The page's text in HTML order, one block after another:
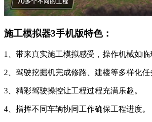
施工模拟器3手机版特色：
1、带来真实施工模拟感受，操作机械如临
2、驾驶挖掘机完成修路、建楼等多样化任
3、精彩驾驶操控让工程过程充满乐趣。
4、指挥不同车辆协同工作确保工程进度。